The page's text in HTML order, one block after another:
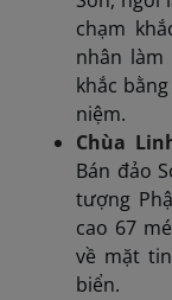
chạm
nhân làm
khắc
niệm.​
Chùa
Bán đảo
tượng
cao 67
về mặt
biển.​